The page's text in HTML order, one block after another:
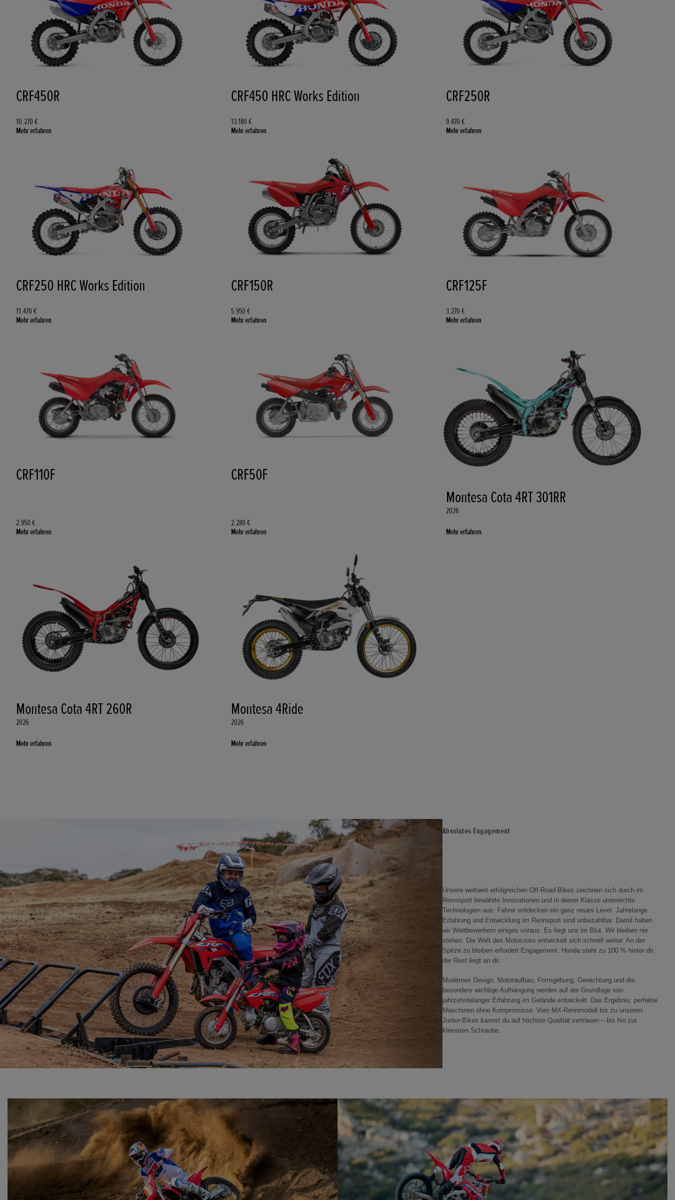
CRF450R
10.270 €
Mehr erfahren
CRF450 HRC Works Edition
13.180 €
Mehr erfahren
CRF250R
9.470 €
Mehr erfahren
CRF250 HRC Works Edition
11.470 €
Mehr erfahren
CRF150R
5.950 €
Mehr erfahren
CRF125F
3.270 €
Mehr erfahren
CRF110F
2.950 €
Mehr erfahren
CRF50F
2.280 €
Mehr erfahren
Montesa Cota 4RT 301RR
2026
Mehr erfahren
Montesa Cota 4RT 260R
2026
Mehr erfahren
Montesa 4Ride
2026
Mehr erfahren
Absolutes Engagement
Unsere weltweit erfolgreichen Off-Road-Bikes zeichnen sich durch im
Rennsport bewährte Innovationen und in dieser Klasse unerreichte
Technologien aus. Fahrer entdecken ein ganz neues Level. Jahrelange
Erfahrung und Entwicklung im Rennsport sind unbezahlbar. Damit haben
wir Wettbewerbern einiges voraus. Es liegt uns im Blut. Wir bleiben nie
stehen. Die Welt des Motocross entwickelt sich schnell weiter. An der
Spitze zu bleiben erfordert Engagement. Honda steht zu 100 % hinter dir,
der Rest liegt an dir.
Modernes Design, Motoraufbau, Formgebung, Gewichtung und die
besonders wichtige Aufhängung werden auf der Grundlage von
jahrzehntelanger Erfahrung im Gelände entwickelt. Das Ergebnis: perfekte
Maschinen ohne Kompromisse. Vom MX-Rennmodell bis zu unseren
Junior-Bikes kannst du auf höchste Qualität vertrauen – bis hin zur
kleinsten Schraube.